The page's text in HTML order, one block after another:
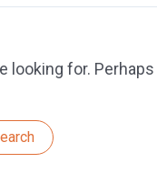
looking for.